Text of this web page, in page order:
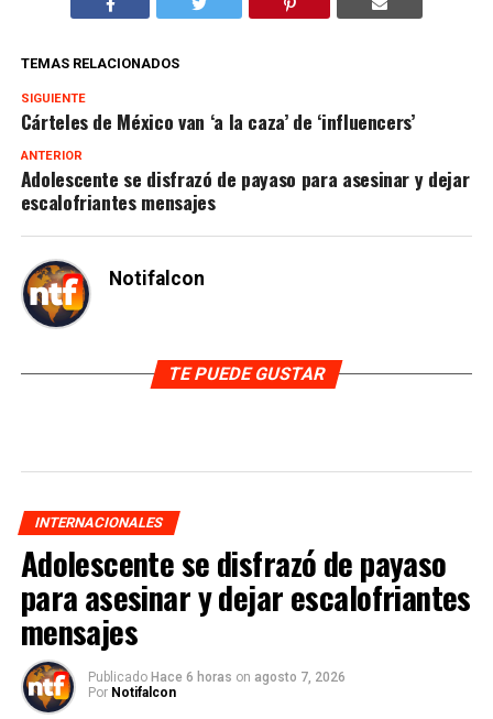
TEMAS RELACIONADOS
SIGUIENTE
Cárteles de México van ‘a la caza’ de ‘influencers’
ANTERIOR
Adolescente se disfrazó de payaso para asesinar y dejar
escalofriantes mensajes
Notifalcon
TE PUEDE GUSTAR
INTERNACIONALES
Adolescente se disfrazó de payaso
para asesinar y dejar escalofriantes
mensajes
Publicado Hace 6 horas on agosto 7, 2026
Por Notifalcon